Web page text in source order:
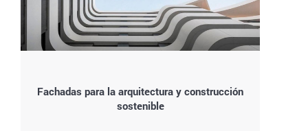
Fachadas para la arquitectura y construcción
sostenible